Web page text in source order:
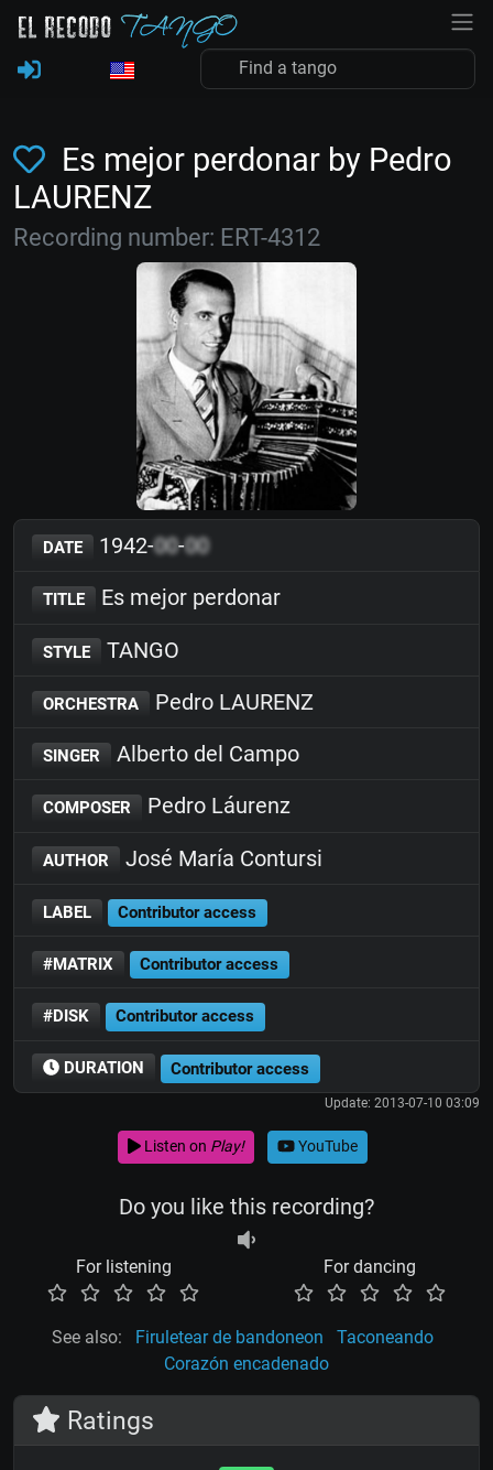
Es mejor perdonar by Pedro
LAURENZ
Recording number: ERT-4312
DATE 1942-00-00
TITLE Es mejor perdonar
STYLE TANGO
ORCHESTRA Pedro LAURENZ
SINGER Alberto del Campo
COMPOSER Pedro Láurenz
AUTHOR José María Contursi
LABEL Contributor access
#MATRIX Contributor access
#DISK Contributor access
DURATION Contributor access
Update: 2013-07-10 03:09
Listen on Play! YouTube
Do you like this recording?
For listening For dancing
See also: Firuletear de bandoneon
Taconeando
Corazón encadenado
Ratings